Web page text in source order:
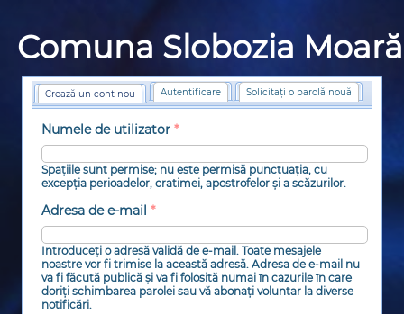
Comuna Slobozia Moară
Crează un cont nou (tab activ)Autentificare Solicitaţi o parolă nouă
Numele de utilizator *
Spațiile sunt permise; nu este permisă punctuația, cu
excepția perioadelor, cratimei, apostrofelor și a scăzurilor.
Adresa de e-mail *
Introduceţi o adresă validă de e-mail. Toate mesajele
noastre vor fi trimise la această adresă. Adresa de e-mail nu
va fi făcută publică şi va fi folosită numai în cazurile în care
doriţi schimbarea parolei sau vă abonaţi voluntar la diverse
notificări.